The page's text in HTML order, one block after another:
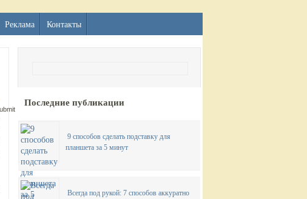
Реклама Контакты
Последние публикации
9 способов сделать подставку для
планшета за 5 минут
Всегда под рукой: 7 способов аккуратно